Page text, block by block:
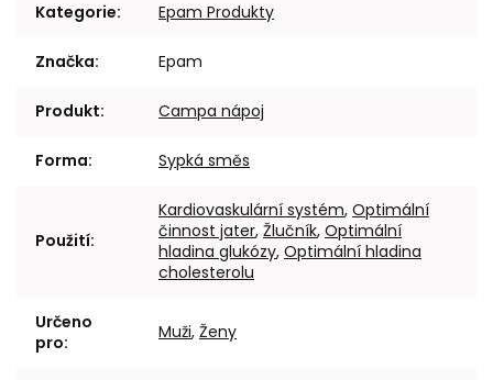
Kategorie: Epam Produkty
Značka: Epam
Produkt: Campa nápoj
Forma: Sypká směs
Použití:
Kardiovaskulární systém, Optimální
činnost jater, Žlučník, Optimální
hladina glukózy, Optimální hladina
cholesterolu
Určeno
pro: Muži, Ženy